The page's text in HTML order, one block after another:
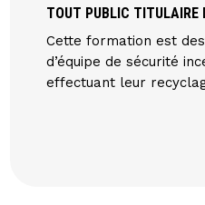
TOUT PUBLIC TITULAIRE
Cette formation est
d’équipe de sécurité
effectuant leur